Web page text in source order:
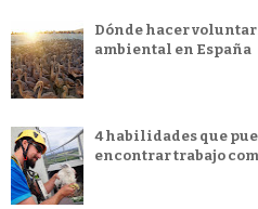
Dónde hacer
ambiental en España
4 habilidades que
encontrar trabajo